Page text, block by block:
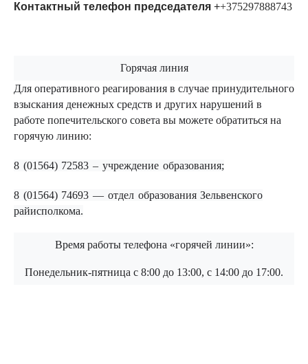
Контактный телефон председателя ++375297888743
Горячая линия
Для оперативного реагирования в случае принудительного
взыскания денежных средств и других нарушений в
работе попечительского совета вы можете обратиться на
горячую линию:
8 (01564) 72583 – учреждение образования;
8 (01564) 74693 — отдел образования Зельвенского
райисполкома.
Время работы телефона «горячей линии»:
Понедельник-пятница с 8:00 до 13:00, с 14:00 до 17:00.